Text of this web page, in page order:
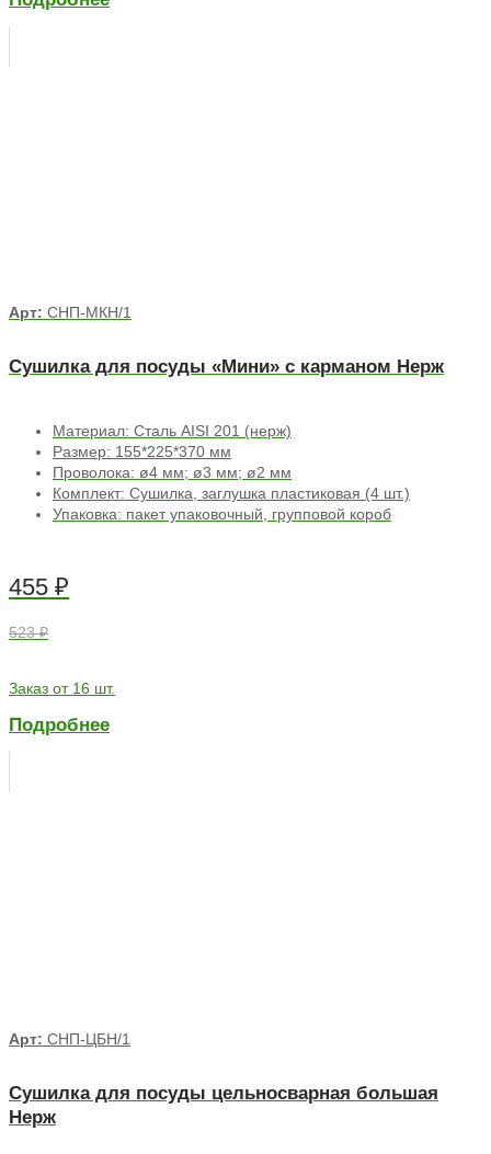
Арт: СНП-МКН/1
Сушилка для посуды «Мини» с карманом Нерж
Материал: Сталь AISI 201 (нерж)
Размер: 155*225*370 мм
Проволока: ø4 мм; ø3 мм; ø2 мм
Комплект: Сушилка, заглушка пластиковая (4 шт.)
Упаковка: пакет упаковочный, групповой короб
455 ₽
523 ₽
Заказ от 16 шт.
Подробнее
Арт: СНП-ЦБН/1
Сушилка для посуды цельносварная большая
Нерж